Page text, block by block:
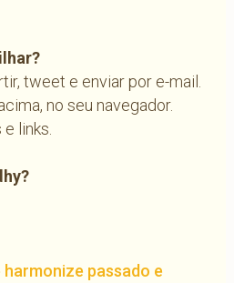
tweet e enviar por e-mail.
no seu navegador.
links.
passado e